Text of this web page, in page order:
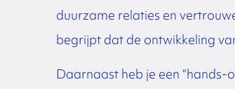
duurzame relaties en
begrijpt dat de ontwikkeling
Daarnaast heb je een “hands-